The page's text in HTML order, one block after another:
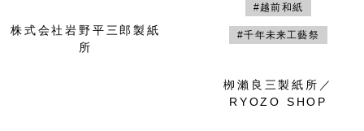
株式会社岩野平三郎製紙
所
#越前和紙
#千年未来工藝祭
栁瀨良三製紙所／
RYOZO SHOP